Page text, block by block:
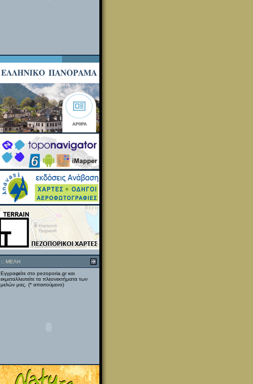
:: ΜΕΛΗ
Εγγραφείτε στο pezoporia.gr και
εκμεταλλευτείτε τα πλεονεκτήματα των
μελών μας. (* απαιτούμενο)